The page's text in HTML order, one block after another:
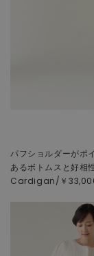
パフショルダーがポ
あるボトムスと好相
Cardigan/￥